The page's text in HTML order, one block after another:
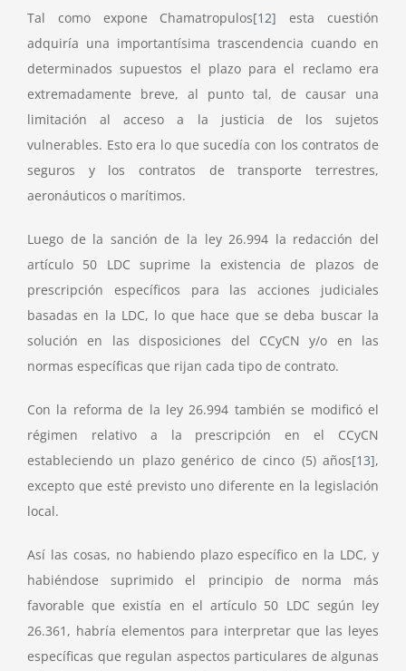
Tal como expone Chamatropulos[12] esta cuestión
adquiría una importantísima trascendencia cuando en
determinados supuestos el plazo para el reclamo era
extremadamente breve, al punto tal, de causar una
limitación al acceso a la justicia de los sujetos
vulnerables. Esto era lo que sucedía con los contratos de
seguros y los contratos de transporte terrestres,
aeronáuticos o marítimos.
Luego de la sanción de la ley 26.994 la redacción del
artículo 50 LDC suprime la existencia de plazos de
prescripción específicos para las acciones judiciales
basadas en la LDC, lo que hace que se deba buscar la
solución en las disposiciones del CCyCN y/o en las
normas específicas que rijan cada tipo de contrato.
Con la reforma de la ley 26.994 también se modificó el
régimen relativo a la prescripción en el CCyCN
estableciendo un plazo genérico de cinco (5) años[13],
excepto que esté previsto uno diferente en la legislación
local.
Así las cosas, no habiendo plazo específico en la LDC, y
habiéndose suprimido el principio de norma más
favorable que existía en el artículo 50 LDC según ley
26.361, habría elementos para interpretar que las leyes
específicas que regulan aspectos particulares de algunas